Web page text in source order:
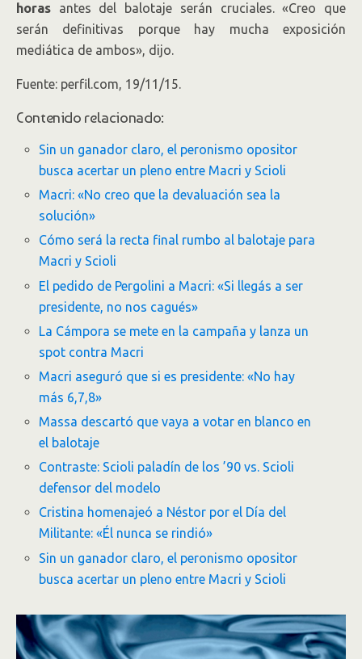
horas antes del balotaje serán cruciales. «Creo que
serán definitivas porque hay mucha exposición
mediática de ambos», dijo.
Fuente: perfil.com, 19/11/15.
Contenido relacionado:
Sin un ganador claro, el peronismo opositor
busca acertar un pleno entre Macri y Scioli
Macri: «No creo que la devaluación sea la
solución»
Cómo será la recta final rumbo al balotaje para
Macri y Scioli
El pedido de Pergolini a Macri: «Si llegás a ser
presidente, no nos cagués»
La Cámpora se mete en la campaña y lanza un
spot contra Macri
Macri aseguró que si es presidente: «No hay
más 6,7,8»
Massa descartó que vaya a votar en blanco en
el balotaje
Contraste: Scioli paladín de los ’90 vs. Scioli
defensor del modelo
Cristina homenajeó a Néstor por el Día del
Militante: «Él nunca se rindió»
Sin un ganador claro, el peronismo opositor
busca acertar un pleno entre Macri y Scioli